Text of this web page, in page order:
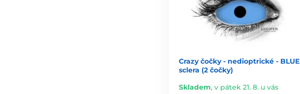
Crazy čočky - nedioptrické - BLUE
sclera (2 čočky)
Skladem, v pátek 21. 8. u vás